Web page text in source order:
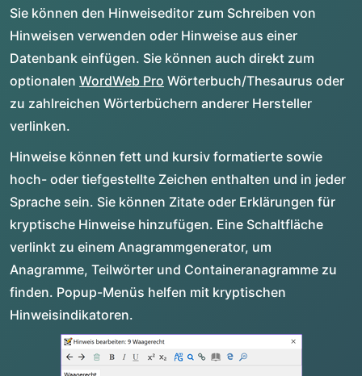
Sie können den Hinweiseditor zum Schreiben von
Hinweisen verwenden oder Hinweise aus einer
Datenbank einfügen. Sie können auch direkt zum
optionalen WordWeb Pro Wörterbuch/Thesaurus oder
zu zahlreichen Wörterbüchern anderer Hersteller
verlinken.
Hinweise können fett und kursiv formatierte sowie
hoch- oder tiefgestellte Zeichen enthalten und in jeder
Sprache sein. Sie können Zitate oder Erklärungen für
kryptische Hinweise hinzufügen. Eine Schaltfläche
verlinkt zu einem Anagrammgenerator, um
Anagramme, Teilwörter und Containeranagramme zu
finden. Popup-Menüs helfen mit kryptischen
Hinweisindikatoren.